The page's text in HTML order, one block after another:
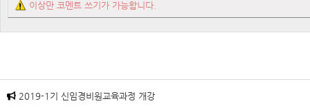
이상만 코멘트 쓰기가 가능합니다.
2019-1기 신임경비원교육과정 개강